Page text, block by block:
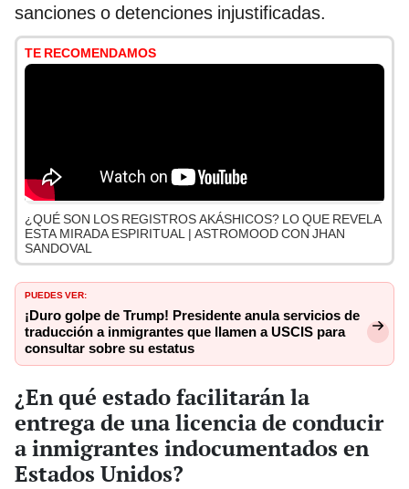
sanciones o detenciones injustificadas.
TE RECOMENDAMOS
¿QUÉ SON LOS REGISTROS AKÁSHICOS? LO QUE REVELA
ESTA MIRADA ESPIRITUAL | ASTROMOOD CON JHAN
SANDOVAL
PUEDES VER:
¡Duro golpe de Trump! Presidente anula servicios de
traducción a inmigrantes que llamen a USCIS para
consultar sobre su estatus
¿En qué estado facilitarán la
entrega de una licencia de conducir
a inmigrantes indocumentados en
Estados Unidos?